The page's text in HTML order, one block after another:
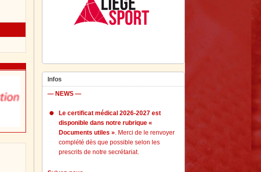
Infos
— NEWS —
Le certificat médical 2026-2027 est
disponible dans notre rubrique «
Documents utiles ». Merci de le renvoyer
complété dès que possible selon les
prescrits de notre secrétariat.